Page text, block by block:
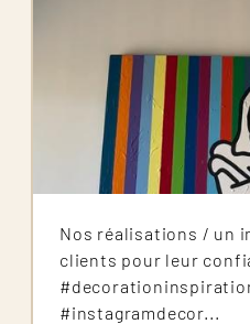
Nos réalisations / un
clients pour leur
#instagramdecor...